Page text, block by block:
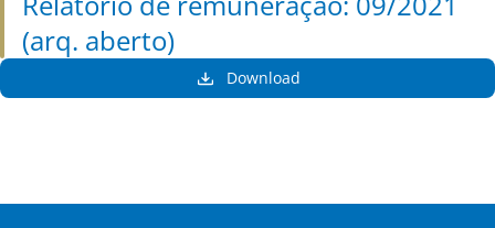
(arq. aberto)
Download